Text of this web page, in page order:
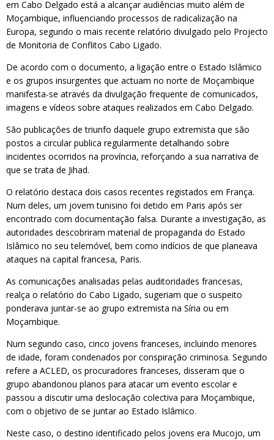
em Cabo Delgado está a alcançar audiências muito além de
Moçambique, influenciando processos de radicalização na
Europa, segundo o mais recente relatório divulgado pelo Projecto
de Monitoria de Conflitos Cabo Ligado.
De acordo com o documento, a ligação entre o Estado Islâmico
e os grupos insurgentes que actuam no norte de Moçambique
manifesta-se através da divulgação frequente de comunicados,
imagens e vídeos sobre ataques realizados em Cabo Delgado.
São publicações de triunfo daquele grupo extremista que são
postos a circular publica regularmente detalhando sobre
incidentes ocorridos na província, reforçando a sua narrativa de
que se trata de Jihad.
O relatório destaca dois casos recentes registados em França.
Num deles, um jovem tunisino foi detido em Paris após ser
encontrado com documentação falsa. Durante a investigação, as
autoridades descobriram material de propaganda do Estado
Islâmico no seu telemóvel, bem como indícios de que planeava
ataques na capital francesa, Paris.
As comunicações analisadas pelas auditoridades francesas,
realça o relatório do Cabo Ligado, sugeriam que o suspeito
ponderava juntar-se ao grupo extremista na Síria ou em
Moçambique.
Num segundo caso, cinco jovens franceses, incluindo menores
de idade, foram condenados por conspiração criminosa. Segundo
refere a ACLED, os procuradores franceses, disseram que o
grupo abandonou planos para atacar um evento escolar e
passou a discutir uma deslocação colectiva para Moçambique,
com o objetivo de se juntar ao Estado Islâmico.
Neste caso, o destino identificado pelos jovens era Mucojo, um